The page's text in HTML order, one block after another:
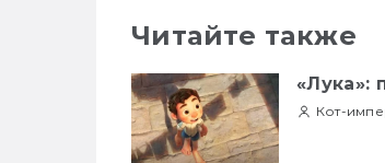
Читайте также
«Лука»:
Кот-